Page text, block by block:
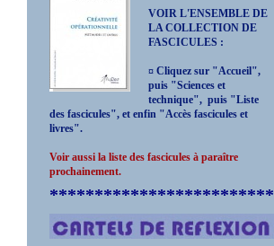
VOIR L'ENSEMBLE DE
LA COLLECTION DE
FASCICULES :
¤ Cliquez sur "Accueil",
puis "Sciences et
technique", puis "Liste
des fascicules", et enfin "Accès fascicules et
livres".
Voir aussi la liste des fascicules à paraître
prochainement.
*************************